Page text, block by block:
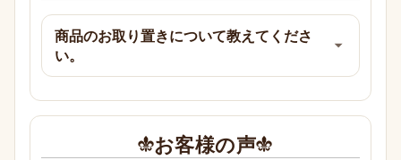
商品のお取り置きについて教えてくださ
い。
お客様の声